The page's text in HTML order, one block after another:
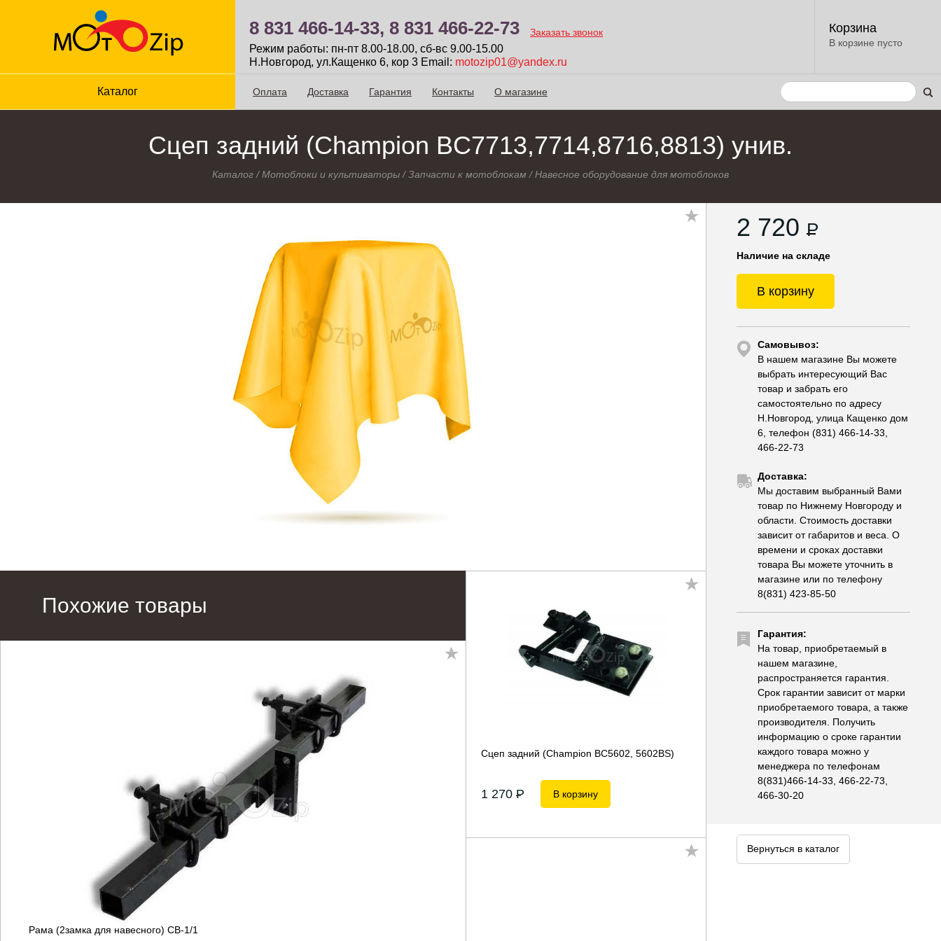
8 831 466-14-33, 8 831 466-22-73 Заказать звонок
Режим работы: пн-пт 8.00-18.00, сб-вc 9.00-15.00
Н.Новгород, ул.Кащенко 6, кор 3 Email: motozip01@yandex.ru
Корзина
В корзине пусто
Каталог Оплата Доставка Гарантия Контакты О магазине
Сцеп задний (Champion BC7713,7714,8716,8813) унив.
Каталог /Мотоблоки и культиваторы /Запчасти к мотоблокам /Навесное оборудование для мотоблоков
2 720 P
Наличие на складе
В корзину
Самовывоз:
В нашем магазине Вы можете
выбрать интересующий Вас
товар и забрать его
самостоятельно по адресу
Н.Новгород, улица Кащенко дом
6, телефон (831) 466-14-33,
466-22-73
Доставка:
Мы доставим выбранный Вами
товар по Нижнему Новгороду и
области. Стоимость доставки
зависит от габаритов и веса. О
времени и сроках доставки
товара Вы можете уточнить в
магазине или по телефону
8(831) 423-85-50
Гарантия:
На товар, приобретаемый в
нашем магазине,
распространяется гарантия.
Срок гарантии зависит от марки
приобретаемого товара, а также
производителя. Получить
информацию о сроке гарантии
каждого товара можно у
менеджера по телефонам
8(831)466-14-33, 466-22-73,
466-30-20
Вернуться в каталог
Похожие товары
Рама (2замка для навесного) СВ-1/1
Сцеп задний (Champion ВС5602, 5602BS)
1 270 P В корзину